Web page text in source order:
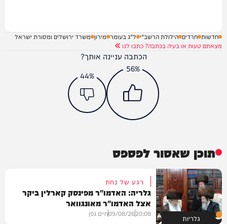
חדשות חרדים הילולת הרשב"י ל"ג בעומר מירון משרד ירושלים ומסורת ישראל
מצאתם טעות או בעיה בכתבה? כתבו לנו
הכתבה עניינה אותך?
56%
44%
תוכן שאסור לפספס
גלריות
רגע של נחת
גלריה: האדמו"ר מפינסק קארלין ביקר
אצל האדמו"ר מאונגוואר
20:08
09/08/26חיים גפן